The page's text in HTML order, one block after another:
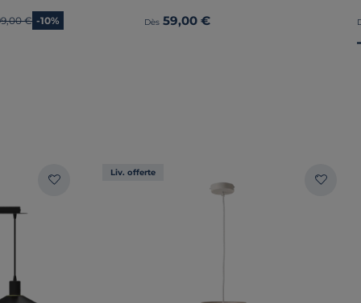
prix
€ -10% Dès 59,00 €
Liv. offerte